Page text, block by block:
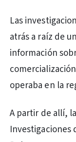
Las
atrás a raíz de
información
operaba en la
A partir de allí,
Investigaciones